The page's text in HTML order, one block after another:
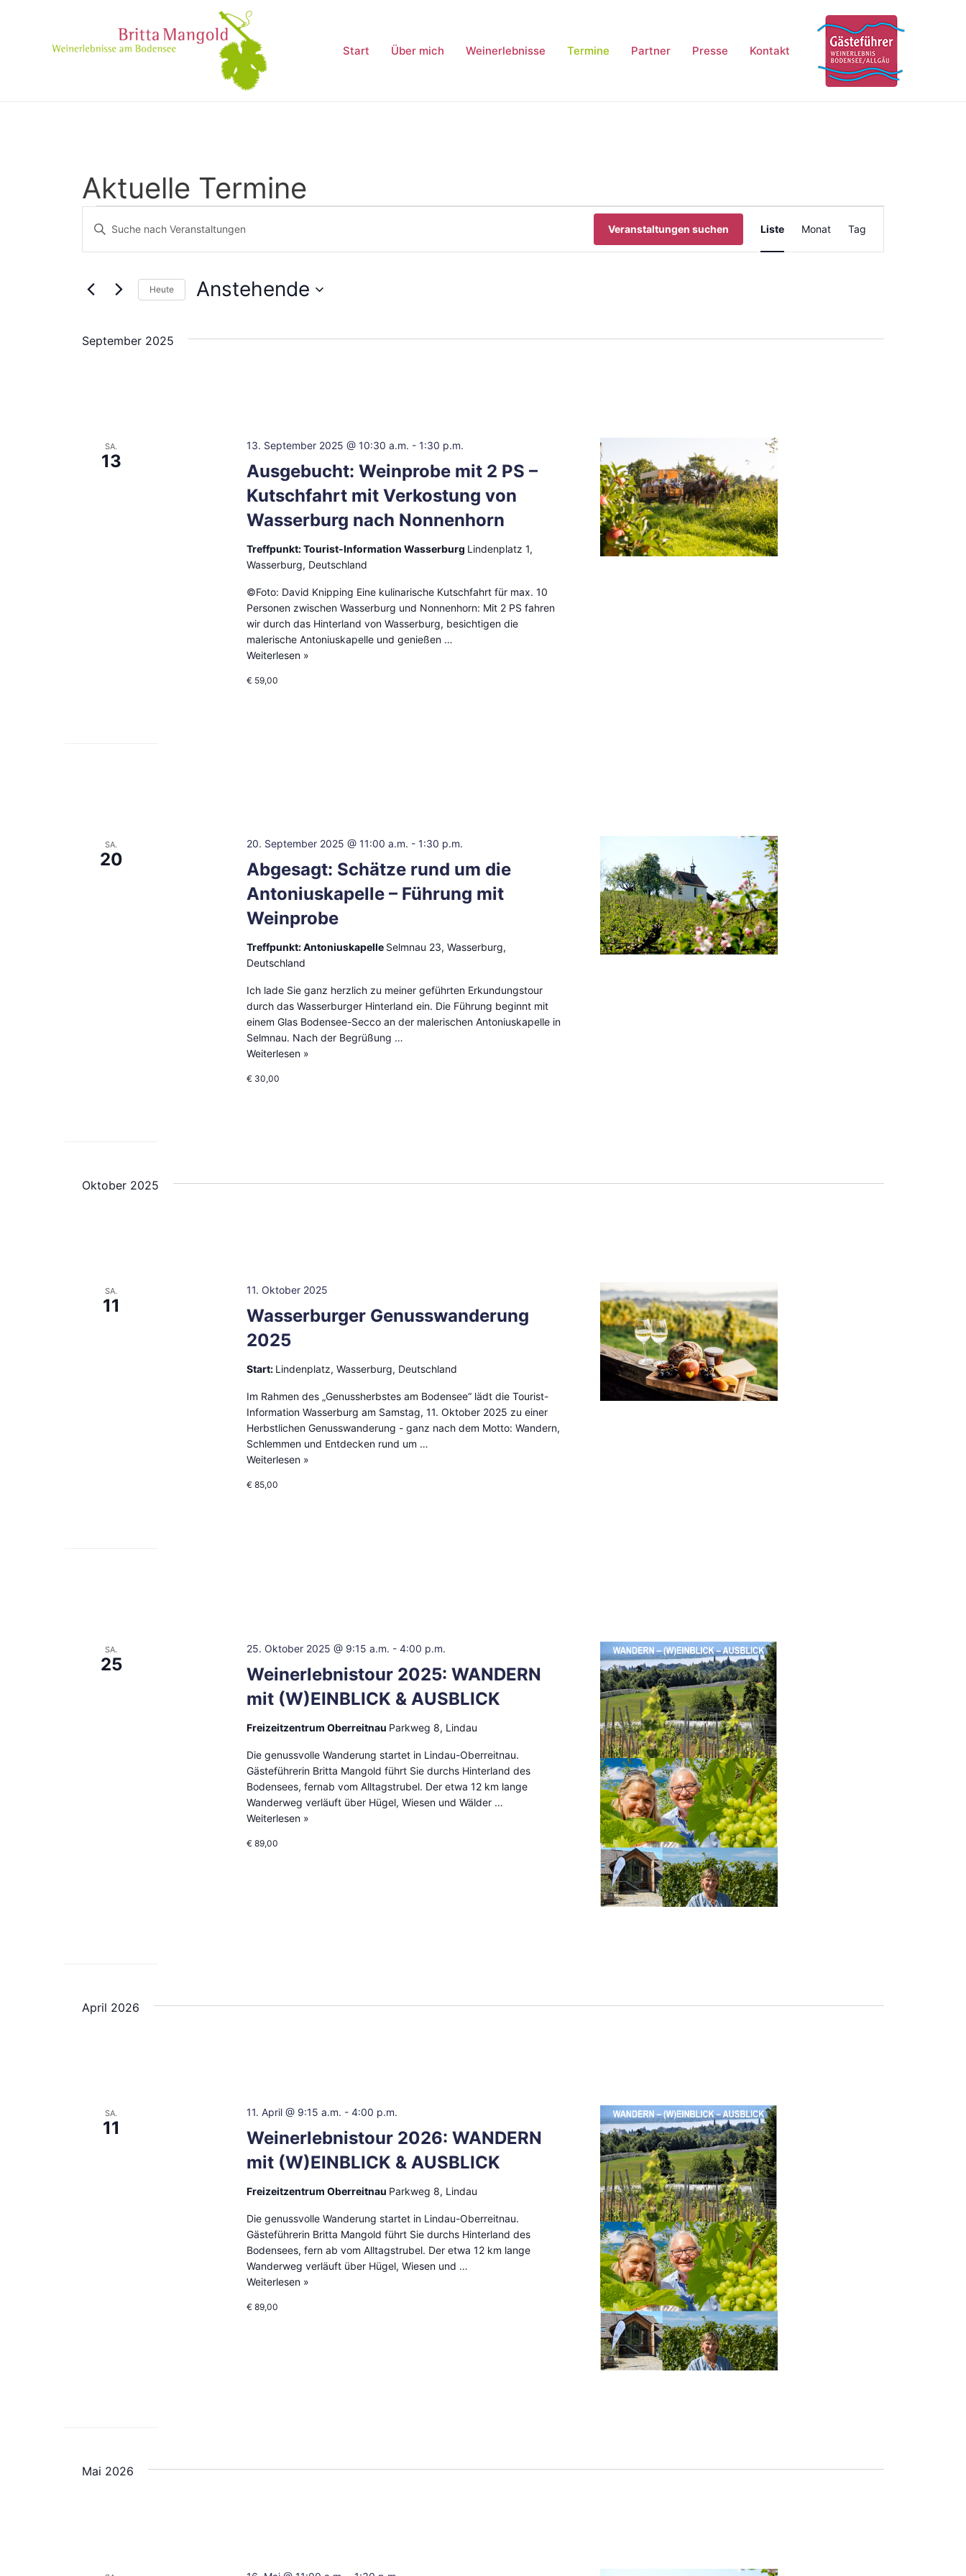
Start Über mich Weinerlebnisse Termine Partner Presse Kontakt
Aktuelle Termine
Veranstaltungen
Suche
Ansichten,
Navigation
Bitte
Suche
Schlüsselwort.
Veranstaltungen suchen Liste Monat Tag
Heute Anstehende
September 2025
SA.
13
Ausgebucht: Weinprobe mit 2 PS –
Kutschfahrt mit Verkostung von
Wasserburg nach Nonnenhorn
13. September 2025 @ 10:30 a.m. -1:30 p.m.
Treffpunkt: Tourist-Information Wasserburg Lindenplatz 1,
Wasserburg, Deutschland
©Foto: David Knipping Eine kulinarische Kutschfahrt für max. 10
Personen zwischen Wasserburg und Nonnenhorn: Mit 2 PS fahren
wir durch das Hinterland von Wasserburg, besichtigen die
malerische Antoniuskapelle und genießen …
Weiterlesen »
€ 59,00
SA.
20
Abgesagt: Schätze rund um die
Antoniuskapelle – Führung mit
Weinprobe
20. September 2025 @ 11:00 a.m. -1:30 p.m.
Treffpunkt: Antoniuskapelle Selmnau 23, Wasserburg,
Deutschland
Ich lade Sie ganz herzlich zu meiner geführten Erkundungstour
durch das Wasserburger Hinterland ein. Die Führung beginnt mit
einem Glas Bodensee-Secco an der malerischen Antoniuskapelle in
Selmnau. Nach der Begrüßung …
Weiterlesen »
€ 30,00
Oktober 2025
SA.
11
Wasserburger Genusswanderung
2025
11. Oktober 2025
Start: Lindenplatz, Wasserburg, Deutschland
Im Rahmen des „Genussherbstes am Bodensee“ lädt die Tourist-
Information Wasserburg am Samstag, 11. Oktober 2025 zu einer
Herbstlichen Genusswanderung - ganz nach dem Motto: Wandern,
Schlemmen und Entdecken rund um …
Weiterlesen »
€ 85,00
SA.
25
Weinerlebnistour 2025: WANDERN
mit (W)EINBLICK & AUSBLICK
25. Oktober 2025 @ 9:15 a.m. -4:00 p.m.
Freizeitzentrum Oberreitnau Parkweg 8, Lindau
Die genussvolle Wanderung startet in Lindau-Oberreitnau.
Gästeführerin Britta Mangold führt Sie durchs Hinterland des
Bodensees, fernab vom Alltagstrubel. Der etwa 12 km lange
Wanderweg verläuft über Hügel, Wiesen und Wälder …
Weiterlesen »
€ 89,00
April 2026
SA.
11
Weinerlebnistour 2026: WANDERN
mit (W)EINBLICK & AUSBLICK
11. April @ 9:15 a.m. -4:00 p.m.
Freizeitzentrum Oberreitnau Parkweg 8, Lindau
Die genussvolle Wanderung startet in Lindau-Oberreitnau.
Gästeführerin Britta Mangold führt Sie durchs Hinterland des
Bodensees, fern ab vom Alltagstrubel. Der etwa 12 km lange
Wanderweg verläuft über Hügel, Wiesen und …
Weiterlesen »
€ 89,00
Mai 2026